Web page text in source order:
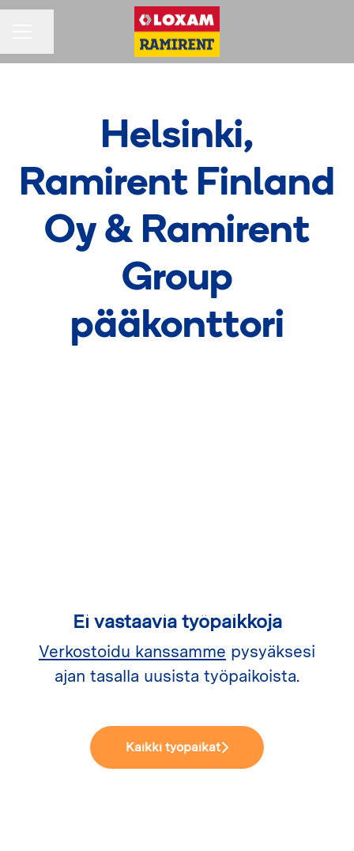
Helsinki,
Ramirent Finland
Oy & Ramirent
Group
pääkonttori
Ei vastaavia työpaikkoja
Verkostoidu kanssamme pysyäksesi
ajan tasalla uusista työpaikoista.
Kaikki työpaikat